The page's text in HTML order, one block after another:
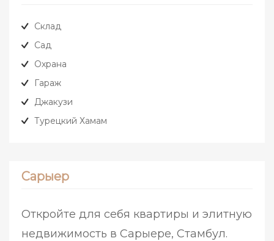
Склад
Сад
Охрана
Гараж
Джакузи
Турецкий Хамам
Сарыер
Откройте для себя квартиры и элитную
недвижимость в Сарыере, Стамбул.